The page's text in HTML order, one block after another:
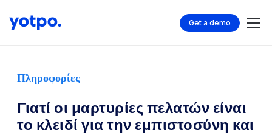
Get a demo
Πληροφορίες
Γιατί οι μαρτυρίες πελατών είναι
το κλειδί για την εμπιστοσύνη και